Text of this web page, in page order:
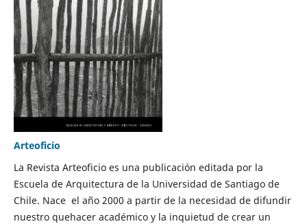
Arteoficio
La Revista Arteoficio es una publicación editada por la
Escuela de Arquitectura de la Universidad de Santiago de
Chile. Nace el año 2000 a partir de la necesidad de difundir
nuestro quehacer académico y la inquietud de crear un